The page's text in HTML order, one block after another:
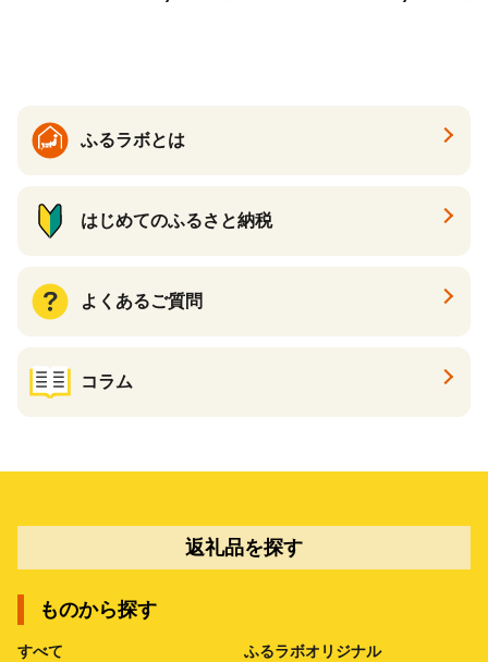
ふるラボとは
はじめてのふるさと納税
よくあるご質問
コラム
返礼品を探す
ものから探す
すべて ふるラボオリジナル